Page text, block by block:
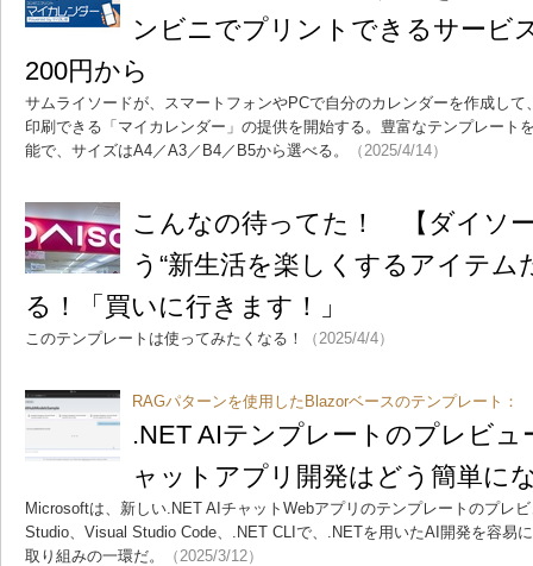
ンビニでプリントできるサー
200円から
サムライソードが、スマートフォンやPCで自分のカレンダーを作成し
印刷できる「マイカレンダー」の提供を開始する。豊富なテンプレート
能で、サイズはA4／A3／B4／B5から選べる。
（2025/4/14）
こんなの待ってた！ 【ダイソ
う“新生活を楽しくするアイテム
る！「買いに行きます！」
このテンプレートは使ってみたくなる！ （2025/4/4）
RAGパターンを使用したBlazorベースのテンプレート：
.NET AIテンプレートのプレビ
ャットアプリ開発はどう簡単に
Microsoftは、新しい.NET AIチャットWebアプリのテンプレートのプレ
Studio、Visual Studio Code、.NET CLIで、.NETを用いたAI開発を容易
取り組みの一環だ。
（2025/3/12）